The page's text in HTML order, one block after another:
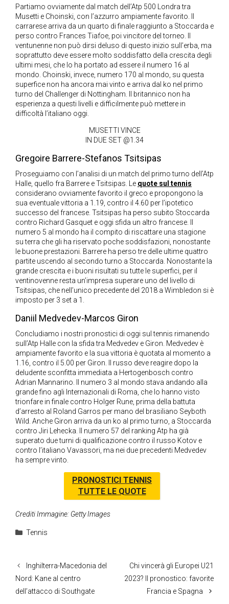
Partiamo ovviamente dal match dell’Atp 500 Londra tra
Musetti e Choinski, con l’azzurro ampiamente favorito. Il
carrarese arriva da un quarto di finale raggiunto a Stoccarda e
perso contro Frances Tiafoe, poi vincitore del torneo. Il
ventunenne non può dirsi deluso di questo inizio sull’erba, ma
soprattutto deve essere molto soddisfatto della crescita degli
ultimi mesi, che lo ha portato ad essere il numero 16 al
mondo. Choinski, invece, numero 170 al mondo, su questa
superfice non ha ancora mai vinto e arriva dal ko nel primo
turno del Challenger di Nottingham. Il britannico non ha
esperienza a questi livelli e difficilmente può mettere in
difficoltà l’italiano oggi.
MUSETTI VINCE
IN DUE SET @1.34
Gregoire Barrere-Stefanos Tsitsipas
Proseguiamo con l’analisi di un match del primo turno dell’Atp
Halle, quello fra Barrere e Tsitsipas. Le quote sul tennis
considerano ovviamente favorito il greco e propongono la
sua eventuale vittoria a 1.19, contro il 4.60 per l’ipotetico
successo del francese. Tsitsipas ha perso subito Stoccarda
contro Richard Gasquet e oggi sfida un altro francese. Il
numero 5 al mondo ha il compito di riscattare una stagione
su terra che gli ha riservato poche soddisfazioni, nonostante
le buone prestazioni. Barrere ha perso tre delle ultime quattro
partite uscendo al secondo turno a Stoccarda. Nonostante la
grande crescita e i buoni risultati su tutte le superfici, per il
ventinovenne resta un’impresa superare uno del livello di
Tsitsipas, che nell’unico precedente del 2018 a Wimbledon si è
imposto per 3 set a 1.
Daniil Medvedev-Marcos Giron
Concludiamo i nostri pronostici di oggi sul tennis rimanendo
sull’Atp Halle con la sfida tra Medvedev e Giron. Medvedev è
ampiamente favorito e la sua vittoria è quotata al momento a
1.16, contro il 5.00 per Giron. Il russo deve reagire dopo la
deludente sconfitta immediata a Hertogenbosch contro
Adrian Mannarino. Il numero 3 al mondo stava andando alla
grande fino agli Internazionali di Roma, che lo hanno visto
trionfare in finale contro Holger Rune, prima della battuta
d’arresto al Roland Garros per mano del brasiliano Seyboth
Wild. Anche Giron arriva da un ko al primo turno, a Stoccarda
contro Jiri Lehecka. Il numero 57 del ranking Atp ha già
superato due turni di qualificazione contro il russo Kotov e
contro l’italiano Vavassori, ma nei due precedenti Medvedev
ha sempre vinto.
PRONOSTICI TENNIS
TUTTE LE QUOTE
Crediti Immagine: Getty Images
Categorie
Tennis
Inghilterra-Macedonia del
Nord: Kane al centro
dell’attacco di Southgate
Chi vincerà gli Europei U21
2023? Il pronostico: favorite
Francia e Spagna